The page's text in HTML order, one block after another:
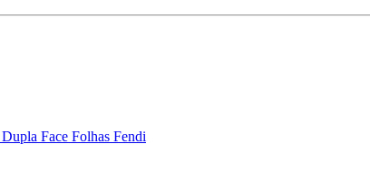
Face Folhas Fendi